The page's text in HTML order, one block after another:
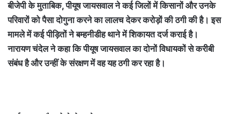
बीजेपी के मुताबिक, पीयूष जायसवाल ने कई जिलों में किसानों और उनके
परिवारों को पैसा दोगुना करने का लालच देकर करोड़ों की ठगी की है। इस
मामले में कई पीड़ितों ने बम्हनीडीह थाने में शिकायत दर्ज कराई है।
नारायण चंदेल ने कहा कि पीयूष जायसवाल का दोनों विधायकों से करीबी
संबंध है और उन्हीं के संरक्षण में वह यह ठगी कर रहा है।